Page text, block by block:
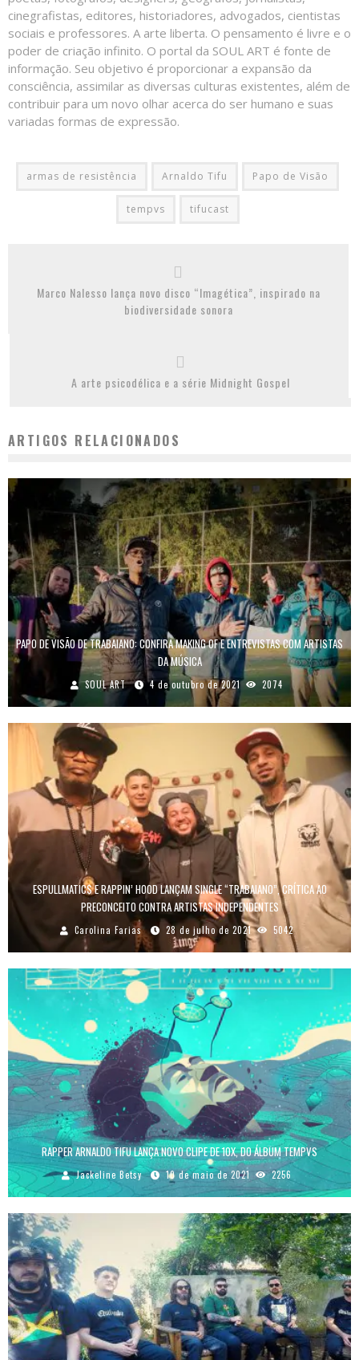
cinegrafistas, editores, historiadores, advogados, cientistas
sociais e professores. A arte liberta. O pensamento é livre e o
poder de criação infinito. O portal da SOUL ART é fonte de
informação. Seu objetivo é proporcionar a expansão da
consciência, assimilar as diversas culturas existentes, além de
contribuir para um novo olhar acerca do ser humano e suas
variadas formas de expressão.
armas de resistência Arnaldo Tifu Papo de Visão
tempvs tifucast
Marco Nalesso lança novo disco “Imagética”, inspirado na
biodiversidade sonora
A arte psicodélica e a série Midnight Gospel
ARTIGOS RELACIONADOS
PAPO DE VISÃO DE TRABAIANO: CONFIRA MAKING OF E ENTREVISTAS COM ARTISTAS
DA MÚSICA
SOUL ART 4 de outubro de 2021 2074
ESPULLMATIC$ E RAPPIN’ HOOD LANÇAM SINGLE “TRABAIANO”, CRÍTICA AO
PRECONCEITO CONTRA ARTISTAS INDEPENDENTES
Carolina Farias 28 de julho de 2021 5042
RAPPER ARNALDO TIFU LANÇA NOVO CLIPE DE 10X, DO ÁLBUM TEMPVS
Jackeline Betsy 10 de maio de 2021 2256